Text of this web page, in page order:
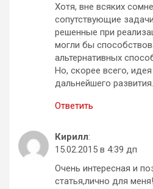
Хотя, вне всяких
сопутствующие
решенные при
могли бы
альтернативных
Но, скорее всего,
дальнейшего
Ответить
Кирилл:
15.02.2015 в 4:39 дп
Очень интересная и
статья,лично для